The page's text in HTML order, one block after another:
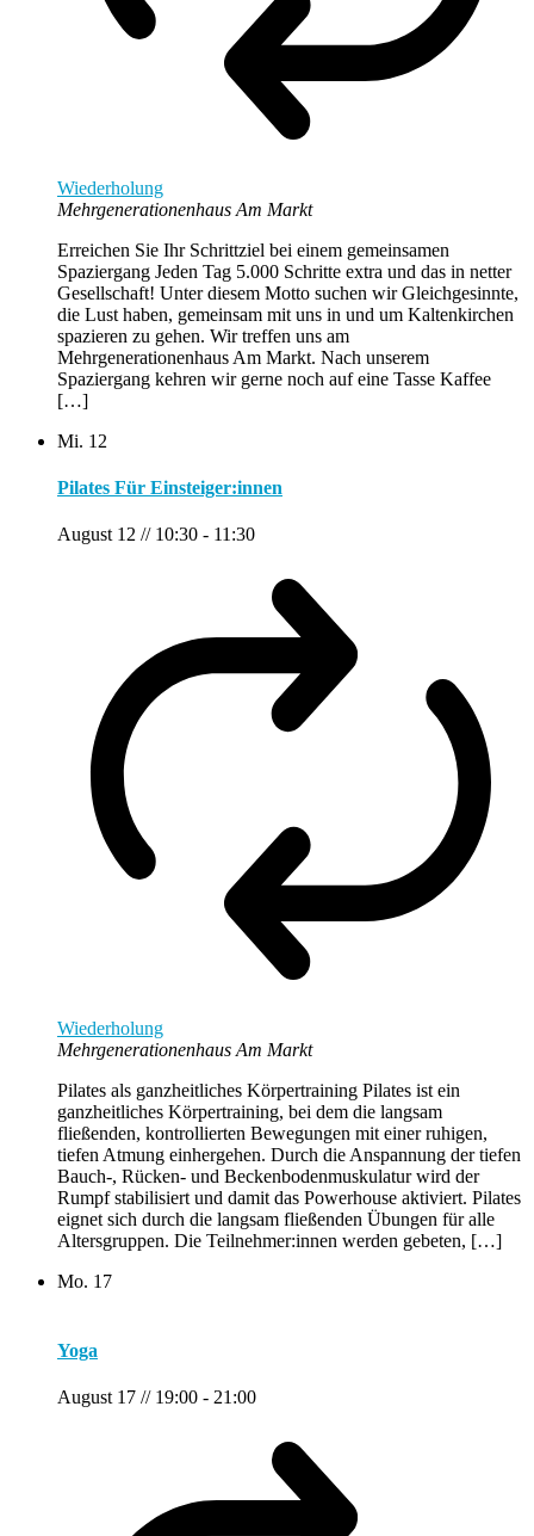
Wiederholung
Mehrgenerationenhaus Am Markt
Erreichen Sie Ihr Schrittziel bei einem gemeinsamen
Spaziergang Jeden Tag 5.000 Schritte extra und das in netter
Gesellschaft! Unter diesem Motto suchen wir Gleichgesinnte,
die Lust haben, gemeinsam mit uns in und um Kaltenkirchen
spazieren zu gehen. Wir treffen uns am
Mehrgenerationenhaus Am Markt. Nach unserem
Spaziergang kehren wir gerne noch auf eine Tasse Kaffee
[…]
Mi. 12
Pilates Für Einsteiger:innen
August 12 // 10:30 - 11:30
Wiederholung
Mehrgenerationenhaus Am Markt
Pilates als ganzheitliches Körpertraining Pilates ist ein
ganzheitliches Körpertraining, bei dem die langsam
fließenden, kontrollierten Bewegungen mit einer ruhigen,
tiefen Atmung einhergehen. Durch die Anspannung der tiefen
Bauch-, Rücken- und Beckenbodenmuskulatur wird der
Rumpf stabilisiert und damit das Powerhouse aktiviert. Pilates
eignet sich durch die langsam fließenden Übungen für alle
Altersgruppen. Die Teilnehmer:innen werden gebeten, […]
Mo. 17
Yoga
August 17 // 19:00 - 21:00